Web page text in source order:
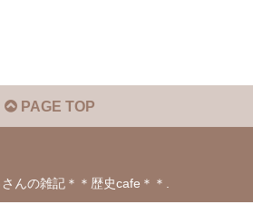
PAGE TOP
んの雑記＊＊歴史cafe＊＊.